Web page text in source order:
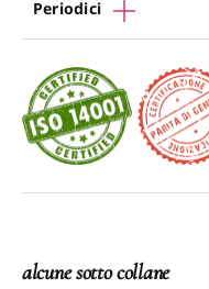
Periodici
alcune sotto collane